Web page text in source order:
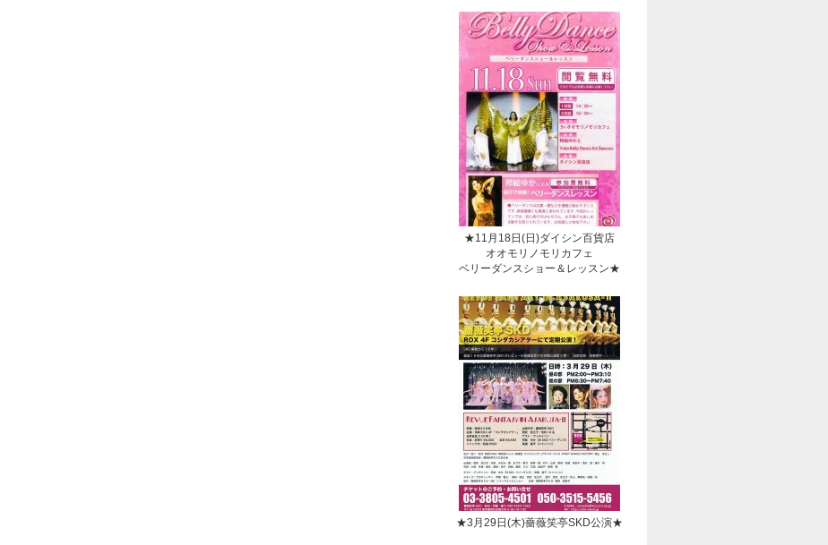
★11月18日(日)ダイシン百貨店
オオモリノモリカフェ
ベリーダンスショー＆レッスン★
★3月29日(木)薔薇笑亭SKD公演★